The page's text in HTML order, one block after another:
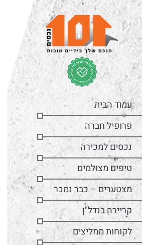
עמוד הבית
פרופיל חברה
נכסים למכירה
טיפים מצולמים
מצטערים – כבר נמכר
קריירה בנדל"ן
לקוחות ממליצים